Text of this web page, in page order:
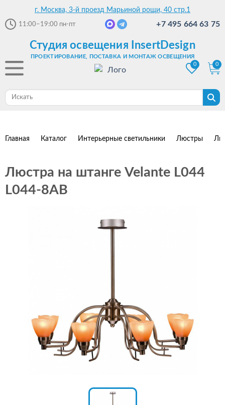
г. Москва, 3-й проезд Марьиной рощи, 40 стр.1
11:00–19:00 пн-пт +7 495 664 63 75
Студия освещения InsertDesign
ПРОЕКТИРОВАНИЕ, ПОСТАВКА И МОНТАЖ ОСВЕЩЕНИЯ
0
0
Главная Каталог Интерьерные светильники Люстры
Люстра на штанге Velante L044
L044-8AB